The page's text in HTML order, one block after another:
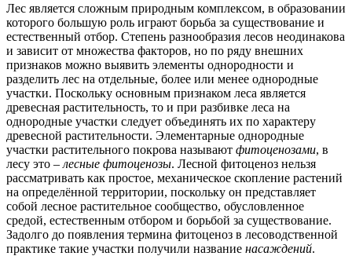
Лес является сложным природным комплексом, в образовании
которого большую роль играют борьба за существование и
естественный отбор. Степень разнообразия лесов неодинакова
и зависит от множества факторов, но по ряду внешних
признаков можно выявить элементы однородности и
разделить лес на отдельные, более или менее однородные
участки. Поскольку основным признаком леса является
древесная растительность, то и при разбивке леса на
однородные участки следует объединять их по характеру
древесной растительности. Элементарные однородные
участки растительного покрова называют фитоценозами, в
лесу это – лесные фитоценозы. Лесной фитоценоз нельзя
рассматривать как простое, механическое скопление растений
на определённой территории, поскольку он представляет
собой лесное растительное сообщество, обусловленное
средой, естественным отбором и борьбой за существование.
Задолго до появления термина фитоценоз в лесоводственной
практике такие участки получили название насаждений.